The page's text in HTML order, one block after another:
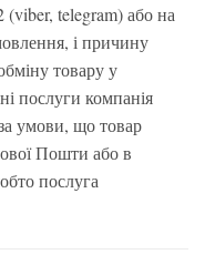
telegram) або на
і причину
товару у
послуги компанія
умови, що товар
Пошти або в
послуга